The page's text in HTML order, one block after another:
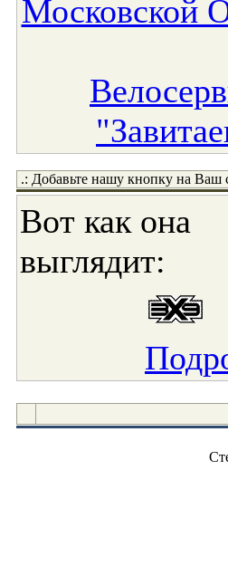
Московской
.: Добавьте нашу кнопку на Ваш
Вот как она
выглядит: